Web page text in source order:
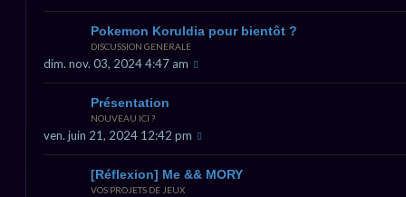
Pokemon Koruldia pour bientôt ?
DISCUSSION GENERALE
dim. nov. 03, 2024 4:47 am
Présentation
NOUVEAU ICI ?
ven. juin 21, 2024 12:42 pm
[Réflexion] Me && MORY
VOS PROJETS DE JEUX